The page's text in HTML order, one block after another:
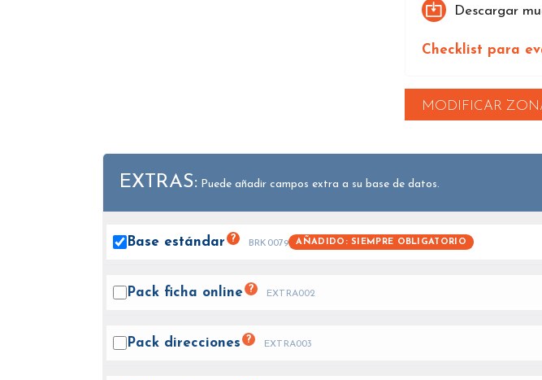
Descargar
Checklist para
MODIFICAR
EXTRAS: Puede añadir campos extra a su base de datos.
Base estándar ? BRK0079 AÑADIDO: SIEMPRE OBLIGATORIO
Pack ficha online ? EXTRA002
Pack direcciones ? EXTRA003